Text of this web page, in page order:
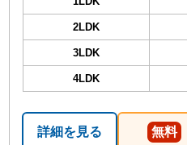
2LDK
3LDK
4LDK
詳細を見る 無料